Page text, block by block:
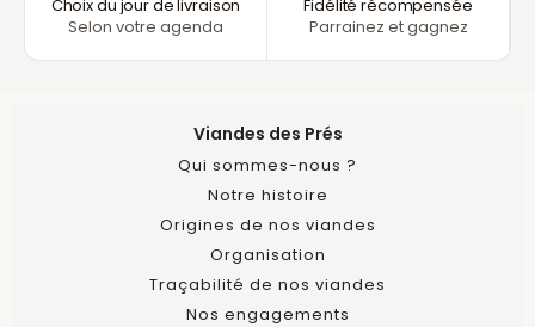
Choix du jour de livraison
Selon votre agenda
Fidélité récompensée
Parrainez et gagnez
Viandes des Prés
Qui sommes-nous ?
Notre histoire
Origines de nos viandes
Organisation
Traçabilité de nos viandes
Nos engagements